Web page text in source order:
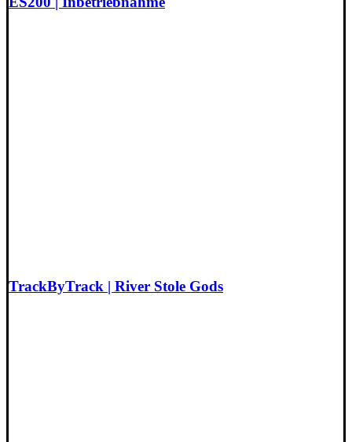
TrackByTrack | River Stole Gods